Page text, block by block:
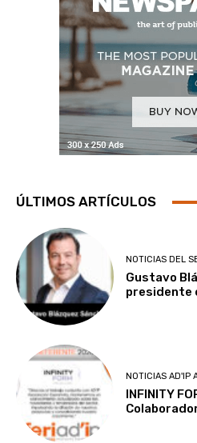
ÚLTIMOS ARTÍCULOS
NOTICIAS DEL
Gustavo
presidente
NOTICIAS AD'IP
INFINITY